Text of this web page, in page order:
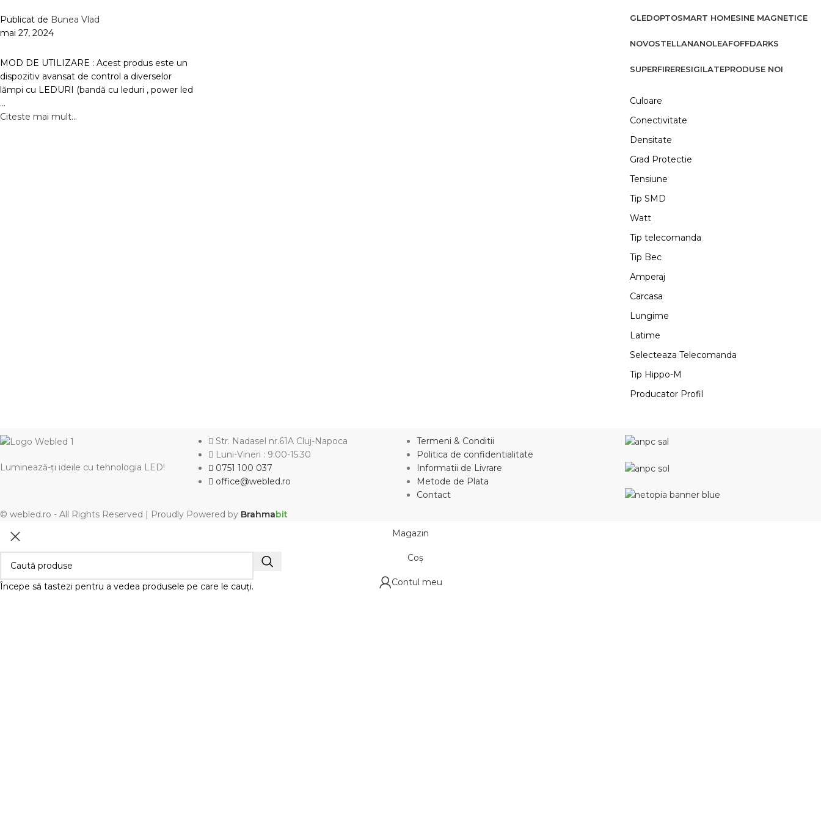
Publicat de Bunea Vlad
mai 27, 2024
MOD DE UTILIZARE : Acest produs este un
dispozitiv avansat de control a diverselor
lămpi cu LEDURI (bandă cu leduri , power led
...
Citeste mai mult...
GLEDOPTOSMART HOMESINE MAGNETICE
NOVOSTELLANANOLEAFOFFDARKS
SUPERFIRERESIGILATEPRODUSE NOI
Culoare
Conectivitate
Densitate
Grad Protectie
Tensiune
Tip SMD
Watt
Tip telecomanda
Tip Bec
Amperaj
Carcasa
Lungime
Latime
Selecteaza Telecomanda
Tip Hippo-M
Producator Profil
Luminează-ți ideile cu tehnologia LED!
Str. Nadasel nr.61A Cluj-Napoca
Luni-Vineri : 9:00-15.30
0751 100 037
office@webled.ro
Termeni & Conditii
Politica de confidentialitate
Informatii de Livrare
Metode de Plata
Contact
© webled.ro - All Rights Reserved | Proudly Powered by Brahmabit
Începe să tastezi pentru a vedea produsele pe care le cauți.
Magazin
Coș
Contul meu